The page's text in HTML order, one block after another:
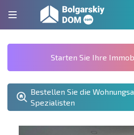
Starten Sie Ihre
Bestellen Sie die
Spezialisten